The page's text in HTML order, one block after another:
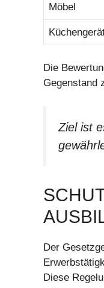
Möbel
Die
Gegenstand
Ziel ist
Der
Diese